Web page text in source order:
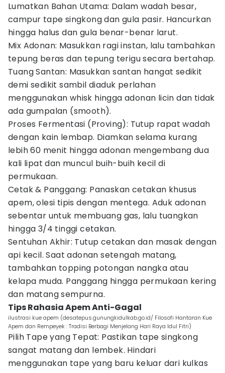
Lumatkan Bahan Utama: Dalam wadah besar,
campur tape singkong dan gula pasir. Hancurkan
hingga halus dan gula benar-benar larut.
Mix Adonan: Masukkan ragi instan, lalu tambahkan
tepung beras dan tepung terigu secara bertahap.
Tuang Santan: Masukkan santan hangat sedikit
demi sedikit sambil diaduk perlahan
menggunakan whisk hingga adonan licin dan tidak
ada gumpalan (smooth).
Proses Fermentasi (Proving): Tutup rapat wadah
dengan kain lembap. Diamkan selama kurang
lebih 60 menit hingga adonan mengembang dua
kali lipat dan muncul buih-buih kecil di
permukaan.
Cetak & Panggang: Panaskan cetakan khusus
apem, olesi tipis dengan mentega. Aduk adonan
sebentar untuk membuang gas, lalu tuangkan
hingga 3/4 tinggi cetakan.
Sentuhan Akhir: Tutup cetakan dan masak dengan
api kecil. Saat adonan setengah matang,
tambahkan topping potongan nangka atau
kelapa muda. Panggang hingga permukaan kering
dan matang sempurna.
Tips Rahasia Apem Anti-Gagal
ilustrasi kue apem (desatepus.gunungkidulkab.go.id/ Filosofi Hantaran Kue
Apem dan Rempeyek : Tradisi Berbagi Menjelang Hari Raya Idul Fitri)
Pilih Tape yang Tepat: Pastikan tape singkong
sangat matang dan lembek. Hindari
menggunakan tape yang baru keluar dari kulkas